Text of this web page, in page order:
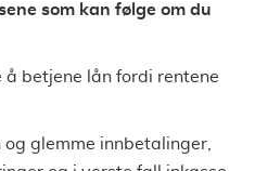
som kan følge om du
å betjene lån fordi rentene
og glemme innbetalinger,